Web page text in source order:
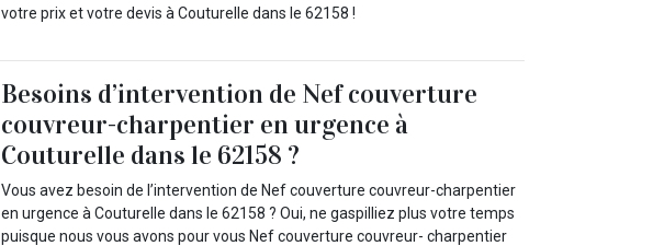
votre prix et votre devis à Couturelle dans le 62158 !
Besoins d’intervention de Nef couverture
couvreur-charpentier en urgence à
Couturelle dans le 62158 ?
Vous avez besoin de l’intervention de Nef couverture couvreur-charpentier
en urgence à Couturelle dans le 62158 ? Oui, ne gaspilliez plus votre temps
puisque nous vous avons pour vous Nef couverture couvreur- charpentier